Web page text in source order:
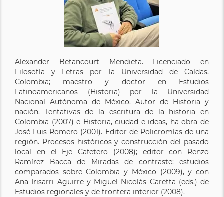
Alexander Betancourt Mendieta. Licenciado en
Filosofía y Letras por la Universidad de Caldas,
Colombia; maestro y doctor en Estudios
Latinoamericanos (Historia) por la Universidad
Nacional Autónoma de México. Autor de Historia y
nación. Tentativas de la escritura de la historia en
Colombia (2007) e Historia, ciudad e ideas, ha obra de
José Luis Romero (2001). Editor de Policromías de una
región. Procesos históricos y construcción del pasado
local en el Eje Cafetero (2008); editor con Renzo
Ramírez Bacca de Miradas de contraste: estudios
comparados sobre Colombia y México (2009), y con
Ana Irisarri Aguirre y Miguel Nicolás Caretta (eds.) de
Estudios regionales y de frontera interior (2008).